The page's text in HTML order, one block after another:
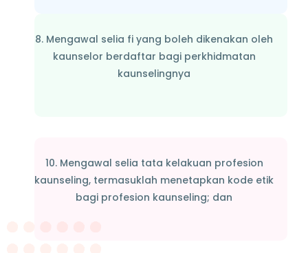
8. Mengawal selia fi yang boleh dikenakan oleh
kaunselor berdaftar bagi perkhidmatan
kaunselingnya
10. Mengawal selia tata kelakuan profesion
kaunseling, termasuklah menetapkan kode etik
bagi profesion kaunseling; dan